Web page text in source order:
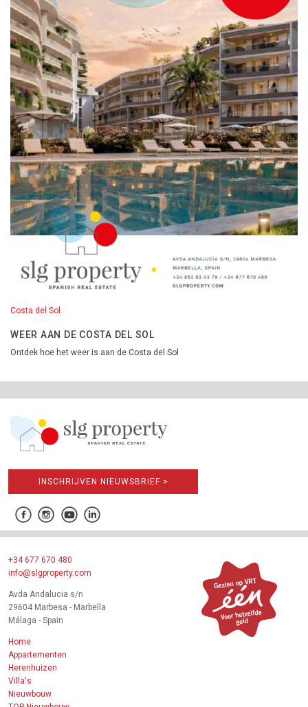
Costa del Sol
WEER AAN DE COSTA DEL SOL
Ontdek hoe het weer is aan de Costa del Sol
INSCHRIJVEN NIEUWSBRIEF >
+34 677 670 480
info@slgproperty.com
Avda Andalucia s/n
29604 Marbesa - Marbella
Málaga - Spain
Home
Appartementen
Herenhuizen
Villa's
Nieuwbouw